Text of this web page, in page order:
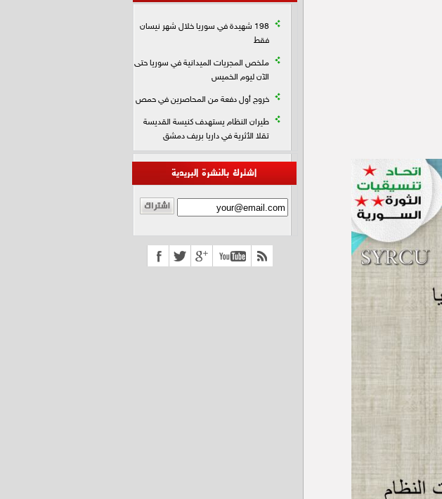
198 شهيدة في سوريا خلال شهر نيسان
فقط
ملخص المجريات الميدانية في سوريا حتى
الآن ليوم الخميس
خروج أول دفعة من المحاصرين في حمص
طيران النظام يستهدف كنيسة القديسة
تقلا الأثرية في داريا بريف دمشق
اشترك بالنشرة البريدية